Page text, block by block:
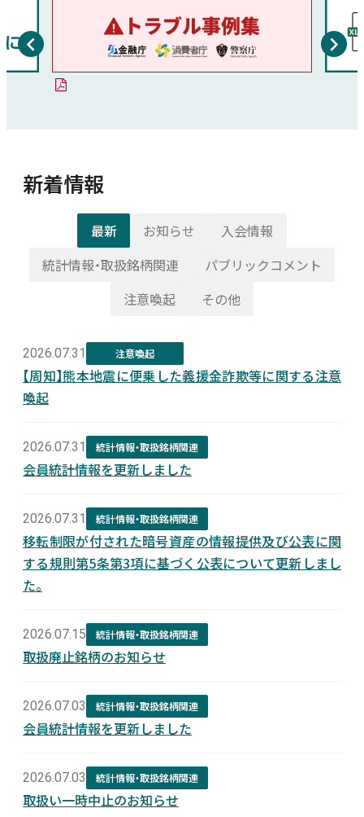
新着情報
最新 お知らせ
入会情報
統計情報・取扱銘柄関連
パブリックコメント
注意喚起
その他
2026.07.31 注意喚起
【周知】熊本地震に便乗した義援金詐欺等に関する注意
喚起
2026.07.31 統計情報・取扱銘柄関連
会員統計情報を更新しました
2026.07.31 統計情報・取扱銘柄関連
移転制限が付された暗号資産の情報提供及び公表に関
する規則第5条第3項に基づく公表について更新しまし
た。
2026.07.15 統計情報・取扱銘柄関連
取扱廃止銘柄のお知らせ
2026.07.03 統計情報・取扱銘柄関連
会員統計情報を更新しました
2026.07.03 統計情報・取扱銘柄関連
取扱い一時中止のお知らせ